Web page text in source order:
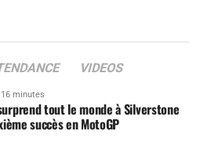
VIDEOS
16 minutes
tout le monde à Silverstone
succès en MotoGP